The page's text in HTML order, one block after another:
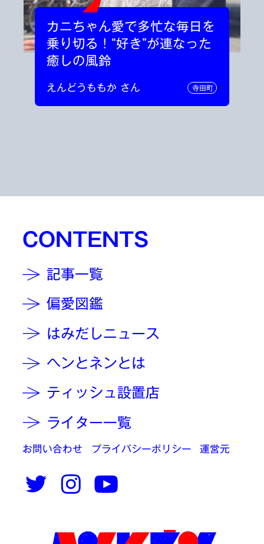
カニちゃん愛で多忙な毎日を
乗り切る！“好き”が連なった
癒しの風鈴
えんどうももか さん 寺田町
CONTENTS
記事一覧
偏愛図鑑
はみだしニュース
ヘンとネンとは
ティッシュ設置店
ライター一覧
お問い合わせ プライバシーポリシー 運営元